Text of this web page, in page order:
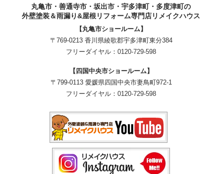
丸亀市・善通寺市・坂出市・宇多津町・多度津町の
外壁塗装＆雨漏り&屋根リフォーム専門店リメイクハウス
【丸亀市ショールーム】
〒769-0213 香川県綾歌郡宇多津町東分384
フリーダイヤル： 0120-729-598
【四国中央市ショールーム】
〒799-0113 愛媛県四国中央市妻鳥町972-1
フリーダイヤル： 0120-729-598